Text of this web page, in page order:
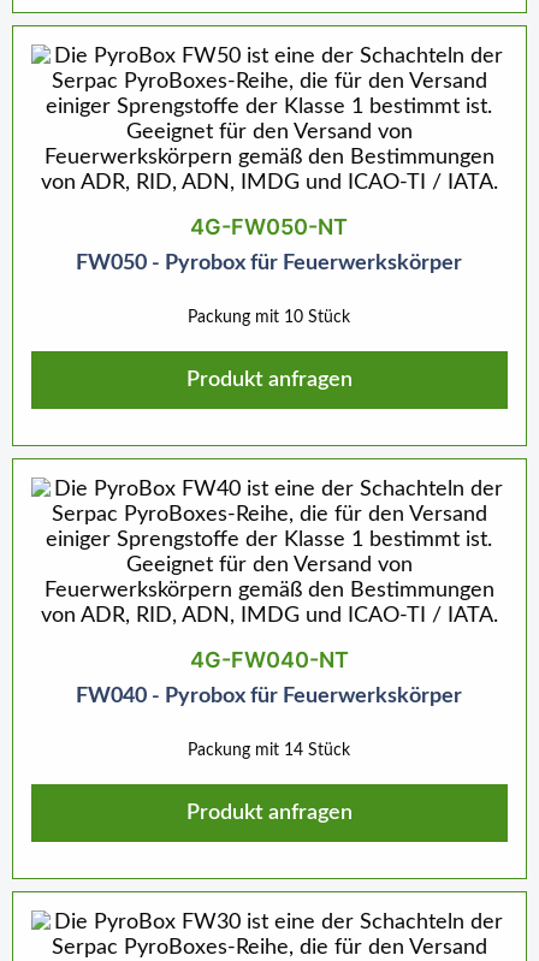
4G-FW050-NT
FW050 - Pyrobox für Feuerwerkskörper
Packung mit 10 Stück
Produkt anfragen
4G-FW040-NT
FW040 - Pyrobox für Feuerwerkskörper
Packung mit 14 Stück
Produkt anfragen